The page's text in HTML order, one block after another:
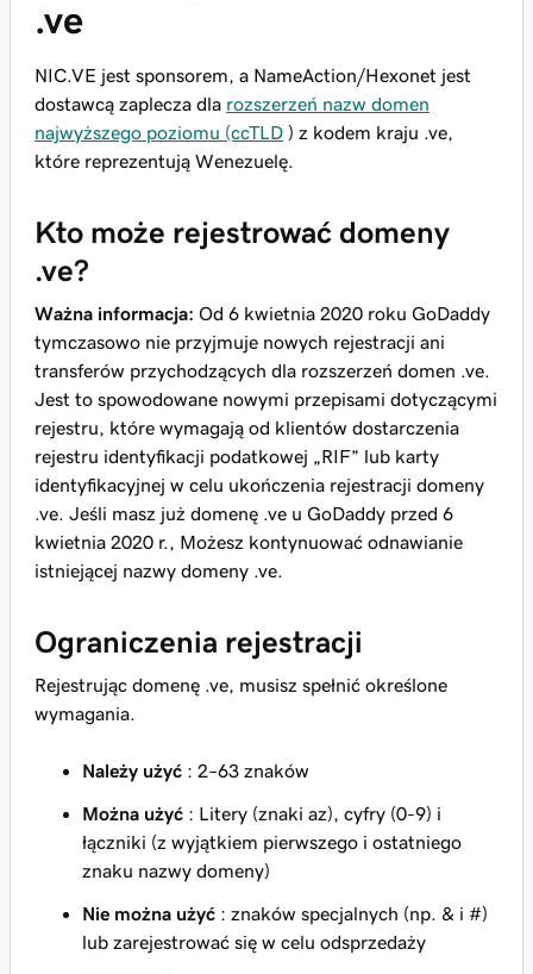
.ve
NIC.VE jest sponsorem, a NameAction/Hexonet jest
dostawcą zaplecza dla rozszerzeń nazw domen
najwyższego poziomu (ccTLD ) z kodem kraju .ve,
które reprezentują Wenezuelę.
Kto może rejestrować domeny
.ve?
Ważna informacja: Od 6 kwietnia 2020 roku GoDaddy
tymczasowo nie przyjmuje nowych rejestracji ani
transferów przychodzących dla rozszerzeń domen .ve.
Jest to spowodowane nowymi przepisami dotyczącymi
rejestru, które wymagają od klientów dostarczenia
rejestru identyfikacji podatkowej „RIF” lub karty
identyfikacyjnej w celu ukończenia rejestracji domeny
.ve. Jeśli masz już domenę .ve u GoDaddy przed 6
kwietnia 2020 r., Możesz kontynuować odnawianie
istniejącej nazwy domeny .ve.
Ograniczenia rejestracji
Rejestrując domenę .ve, musisz spełnić określone
wymagania.
Należy użyć : 2–63 znaków
Można użyć : Litery (znaki az), cyfry (0-9) i
łączniki (z wyjątkiem pierwszego i ostatniego
znaku nazwy domeny)
Nie można użyć : znaków specjalnych (np. & i #)
lub zarejestrować się w celu odsprzedaży